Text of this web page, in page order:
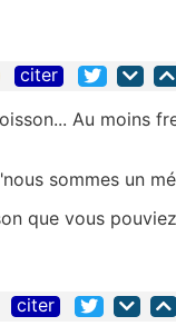
citer
Au moins
sommes un
que vous
citer